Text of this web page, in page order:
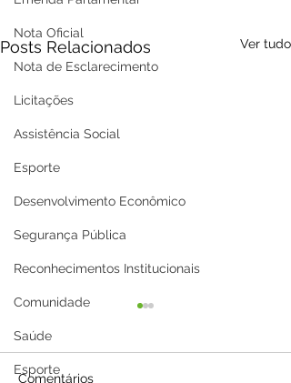
Nota Oficial
Nota de Esclarecimento
Licitações
Assistência Social
Esporte
Desenvolvimento Econômico
Segurança Pública
Reconhecimentos Institucionais
Comunidade
Saúde
Esporte
Posts Relacionados Ver tudo
Comentários